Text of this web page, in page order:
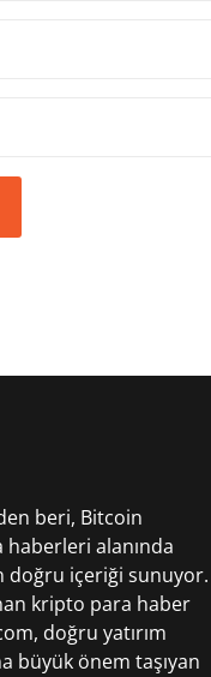
beri, Bitcoin
alanında
doğru içeriği sunuyor.
kripto para haber
doğru yatırım
büyük önem taşıyan